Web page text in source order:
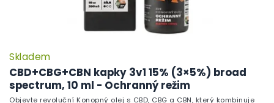
CBD+CBG+CBN kapky 3v1 15% (3×5%) broad
spectrum, 10 ml - Ochranný režim
Skladem
Objevte revoluční Konopný olej s CBD, CBG a CBN, který kombinuje